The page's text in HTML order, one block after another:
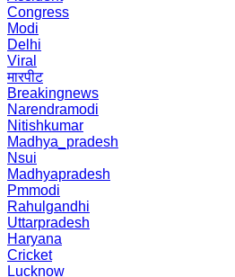
Congress
Modi
Delhi
Viral
मारपीट
Breakingnews
Narendramodi
Nitishkumar
Madhya_pradesh
Nsui
Madhyapradesh
Pmmodi
Rahulgandhi
Uttarpradesh
Haryana
Cricket
Lucknow